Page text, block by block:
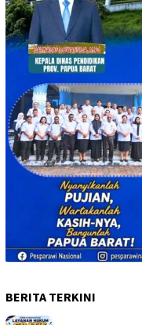
BERITA TERKINI